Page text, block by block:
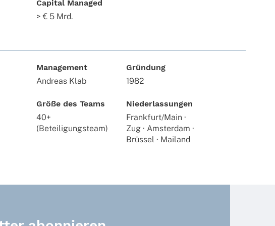
Capital Managed
> € 5 Mrd.
Management
Andreas Klab
Gründung
1982
Größe des Teams
40+
(Beteiligungsteam)
Niederlassungen
Frankfurt/Main ·
Zug · Amsterdam ·
Brüssel · Mailand